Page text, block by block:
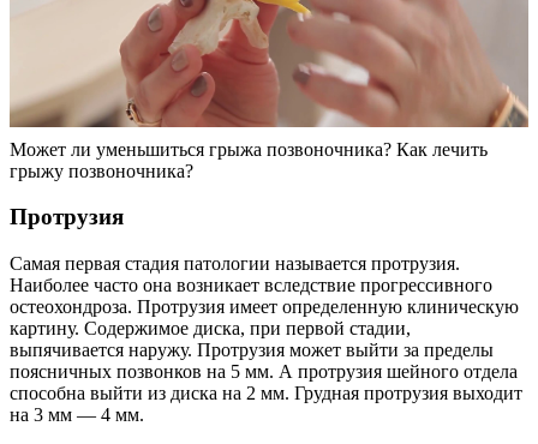
Может ли уменьшиться грыжа позвоночника? Как лечить
грыжу позвоночника?
Протрузия
Самая первая стадия патологии называется протрузия.
Наиболее часто она возникает вследствие прогрессивного
остеохондроза. Протрузия имеет определенную клиническую
картину. Содержимое диска, при первой стадии,
выпячивается наружу. Протрузия может выйти за пределы
поясничных позвонков на 5 мм. А протрузия шейного отдела
способна выйти из диска на 2 мм. Грудная протрузия выходит
на 3 мм — 4 мм.